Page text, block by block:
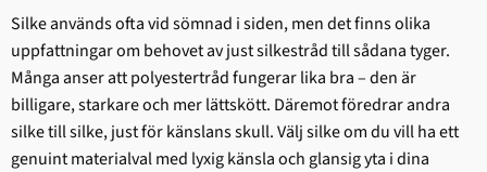
Silke används ofta vid sömnad i siden, men det finns olika
uppfattningar om behovet av just silkestråd till sådana tyger.
Många anser att polyestertråd fungerar lika bra – den är
billigare, starkare och mer lättskött. Däremot föredrar andra
silke till silke, just för känslans skull. Välj silke om du vill ha ett
genuint materialval med lyxig känsla och glansig yta i dina